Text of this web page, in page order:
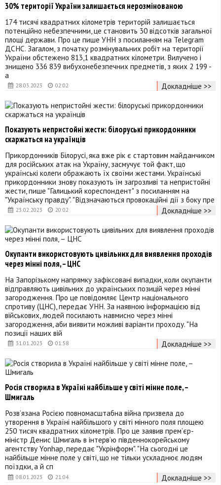
28.03.2023 02:02
30% території України залишається нерозмінованою
174 тисячі квадратних кілометрів територій залишається
потенційно небезпечними, це становить 30 відсотків загальної
площі держави. Про це пише УНН з посиланням на Telegram
ДСНС. Загалом, з початку розмінувальних робіт на території
України обстежено 813,1 квадратних кілометри. Вилучено і
знищено 336 839 вибухонебезпечних предметів, з яких 2 199 -
а
Докладніше >>
23.02.2023 20:02
Показують непристойні жести: білоруські прикордонники
скаржаться на українців
Прикордонників Білорусі, яка вже рік є стартовим майданчиком
для російських атак на Україну, засмучує той факт, що
українські колеги ображають їх своїми жестами. Українські
прикордонники знову показують їм загрозливі та непристойні
жести, пише "Галицький кореспондент" з посиланням на
"Українську правду". "Відзначаються провокаційні дії з боку пре
Докладніше >>
31.01.2023 01:58
Окупанти використовують цивільних для виявлення проходів
через мінні поля, – ЦНС
На Запорізькому напрямку зафіксовані випадки, коли окупанти
відправляють цивільних до українських позицій через мінні
загородження. Про це повідомляє Центр національного
спротиву (ЦНС), передає УНН. За наявною інформацією від
військових, людей посилають навмисно через мінні
загородження, аби виявити можливі варіанти проходу. "На
позиції наших вій
Докладніше >>
08.01.2023 21:04
Росія створила в Україні найбільше у світі мінне поле, –
Шмигаль
Розв’язана Росією повномасштабна війна призвела до
утворення в Україні найбільшого у світі мінного поля площею
250 тисяч квадратних кілометрів. Про це заявив прем’єр-
міністр Денис Шмигаль в інтерв’ю південнокорейському
агентству Yonhap, передає "Укрінформ". "На сьогодні це
найбільше мінне поле у світі, що не тільки ускладнює людям
поїздки, а й сп
Докладніше >>